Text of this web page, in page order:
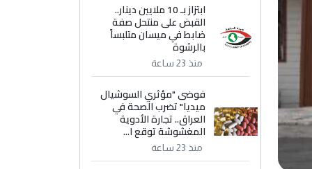
ابتزاز بـ 10 ملايين دينار..
القبض على منتحل صفة
ضابط في ميسان متلبساً
بالرشوة
منذ 23 ساعة
فوضى "مؤثري السوشيال
ميديا" تضرب الصحة في
العراق.. تجارة الأدوية
المغشوشة توقع ا...
منذ 23 ساعة